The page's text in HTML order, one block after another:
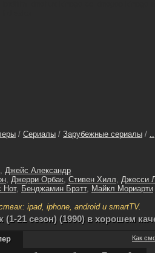
/ Сериалы / Зарубежные сериалы / ..
, Джейс Александр
, Джерри Орбак, Стивен Хилл, Джесси
Нот, Бенджамин Брэтт, Майкл Мориарти
ipad, iphone, android и smartTV.
21 сезон) (1990) в хорошем
Как